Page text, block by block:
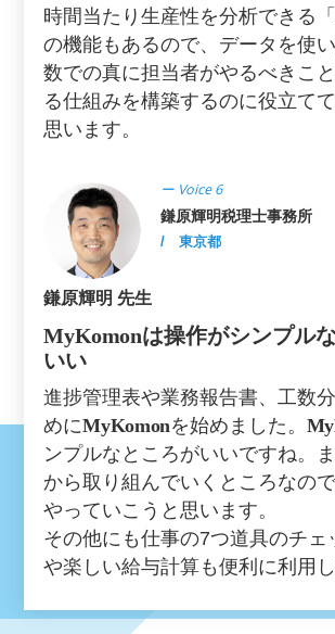
時間当たり生産性を分析できる「
の機能もあるので、データを使
数での真に担当者がやるべきこ
る仕組みを構築するのに役立て
思います。
ー Voice 6
鎌原輝明税理士事務所
/ 東京都
鎌原輝明 先生
MyKomonは操作がシンプル
いい
進捗管理表や業務報告書、工数
めにMyKomonを始めました。
ンプルなところがいいですね。
から取り組んでいくところなの
やっていこうと思います。
その他にも仕事の7つ道具のチェ
や楽しい給与計算も便利に利用し